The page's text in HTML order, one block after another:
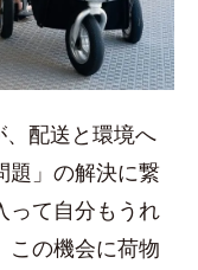
、配送と環境へ
題」の解決に繋
って自分もうれ
この機会に荷物